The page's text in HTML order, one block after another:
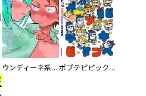
ウンディーネ系彼氏 ポプテピピック SEASON EIGHT